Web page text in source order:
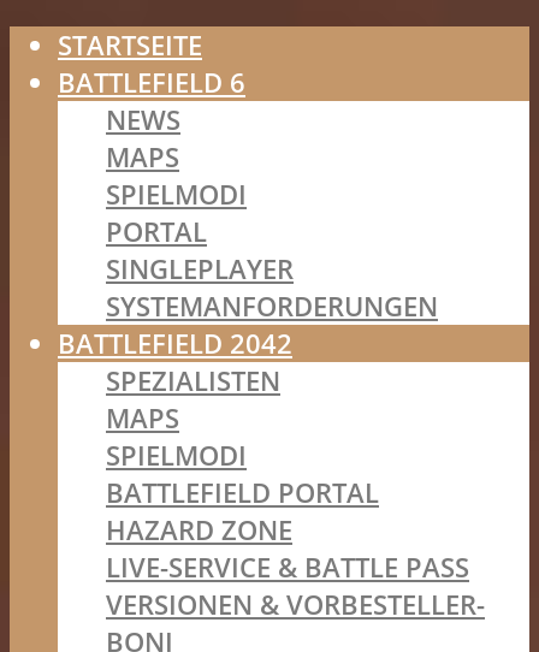
STARTSEITE
BATTLEFIELD 6
NEWS
MAPS
SPIELMODI
PORTAL
SINGLEPLAYER
SYSTEMANFORDERUNGEN
BATTLEFIELD 2042
SPEZIALISTEN
MAPS
SPIELMODI
BATTLEFIELD PORTAL
HAZARD ZONE
LIVE-SERVICE & BATTLE PASS
VERSIONEN & VORBESTELLER-
BONI